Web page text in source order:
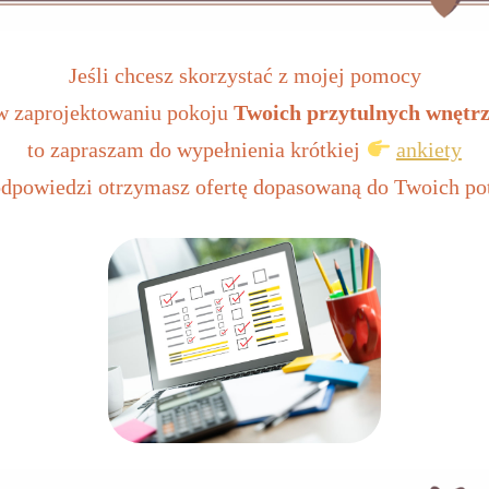
Jeśli chcesz skorzystać z mojej pomocy
zaprojektowaniu pokoju Twoich przytulnych wnętrz
to zapraszam do wypełnienia krótkiej
ankiety
otrzymasz ofertę dopasowaną do Twoich